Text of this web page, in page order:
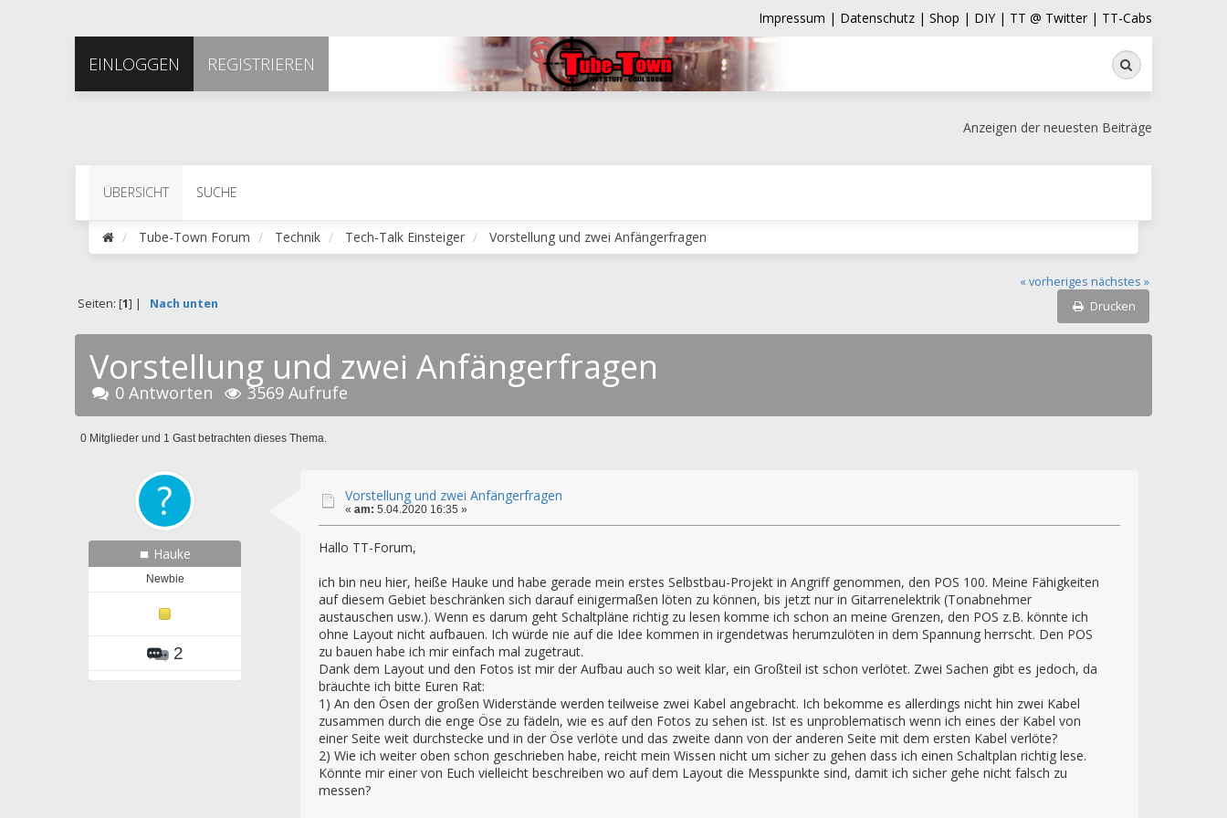
Impressum | Datenschutz | Shop | DIY | TT @ Twitter | TT-Cabs
EINLOGGEN REGISTRIEREN Suche
Anzeigen der neuesten Beiträge
ÜBERSICHT SUCHE
Tube-Town Forum Technik Tech-Talk Einsteiger Vorstellung und zwei Anfängerfragen
« vorheriges nächstes »
Drucken
Seiten: [1] | Nach unten
Vorstellung und zwei Anfängerfragen
0 Antworten 3569 Aufrufe
0 Mitglieder und 1 Gast betrachten dieses Thema.
Hauke
Newbie
2
Vorstellung und zwei Anfängerfragen
« am: 5.04.2020 16:35 »
Hallo TT-Forum,
ich bin neu hier, heiße Hauke und habe gerade mein erstes Selbstbau-Projekt in Angriff genommen, den POS 100. Meine Fähigkeiten
auf diesem Gebiet beschränken sich darauf einigermaßen löten zu können, bis jetzt nur in Gitarrenelektrik (Tonabnehmer
austauschen usw.). Wenn es darum geht Schaltpläne richtig zu lesen komme ich schon an meine Grenzen, den POS z.B. könnte ich
ohne Layout nicht aufbauen. Ich würde nie auf die Idee kommen in irgendetwas herumzulöten in dem Spannung herrscht. Den POS
zu bauen habe ich mir einfach mal zugetraut.
Dank dem Layout und den Fotos ist mir der Aufbau auch so weit klar, ein Großteil ist schon verlötet. Zwei Sachen gibt es jedoch, da
bräuchte ich bitte Euren Rat:
1) An den Ösen der großen Widerstände werden teilweise zwei Kabel angebracht. Ich bekomme es allerdings nicht hin zwei Kabel
zusammen durch die enge Öse zu fädeln, wie es auf den Fotos zu sehen ist. Ist es unproblematisch wenn ich eines der Kabel von
einer Seite weit durchstecke und in der Öse verlöte und das zweite dann von der anderen Seite mit dem ersten Kabel verlöte?
2) Wie ich weiter oben schon geschrieben habe, reicht mein Wissen nicht um sicher zu gehen dass ich einen Schaltplan richtig lese.
Könnte mir einer von Euch vielleicht beschreiben wo auf dem Layout die Messpunkte sind, damit ich sicher gehe nicht falsch zu
messen?